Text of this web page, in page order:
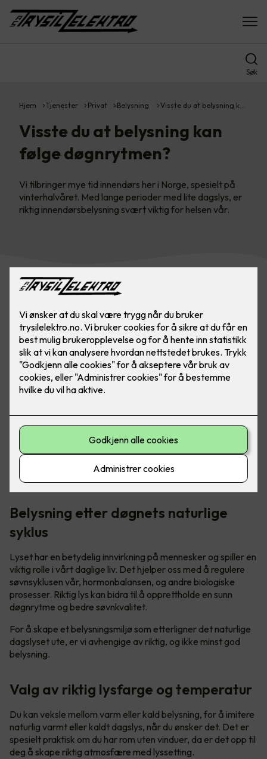
Søk
Hjem Tjenester Privat Belysning Visste du at belysning k…
Visste du at belysning kan
følge døgnrytmen?
Vi tilbringer mye tid innendørs her i Norge, spesielt på
vinterhalvåret. Med lange perioder med lite dagslys, er
riktig innendørsbelysning svært viktig for helsen vår.
I norden har vi veldig varierende lysmengde - fra "polar
natt" til midnattssol. Det er her riktig belysning blir så
viktig, for å opprettholde riktig døgnrytme.
Belysning etter døgnets naturlige
syklus
Lyset har en betydelig innvirkning på mennesker og spiller en
viktig rolle i vårt daglige liv. Det hjelper oss med å regulere
søvnsyklusen vår, hormonbalansen, og andre biologiske
prosesser. Riktig lys kan bidra til å opprettholde en sunn
døgnrytme og bedre søvnkvalitet.
For å skape et belysningsmiljø som etterligner det naturlige
dagslyset ute, er vi avhengige av riktig, og ikke minst god
belysning.
Valg av riktig lysfarge og temperatur
Du kan veksle mellom varm eller kald belysning, for å imitere
naturlig varmt eller kaldt dagslys, når du ønsker det. Det er
spesielt praktisk om du har rom uten vinduer, da er det opp til
deg å skape riktig atmosfære med lyssetting.